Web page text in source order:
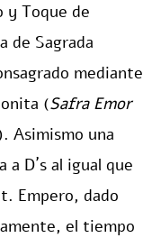
y Toque de
de Sagrada
mediante
(Safra Emor
Asimismo una
D´s al igual que
Empero, dado
el tiempo